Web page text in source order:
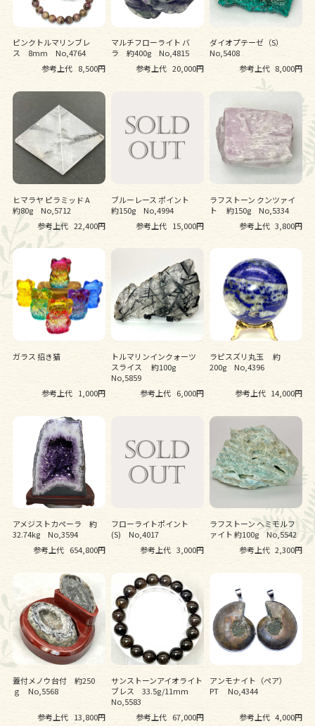
ピンクトルマリンブレ
ス 8mm No,4764
参考上代 8,500円
マルチフローライト バ
ラ 約400g No,4815
参考上代 20,000円
ダイオプテーゼ（S）
No,5408
参考上代 8,000円
ヒマラヤ ピラミッド A
約80g No,5712
参考上代 22,400円
ブルーレース ポイント
約150g No,4994
参考上代 15,000円
ラフストーン クンツァイ
ト 約150g No,5334
参考上代 3,800円
ガラス 招き猫
参考上代 1,000円
トルマリンインクォーツ
スライス 約100g
No,5859
参考上代 6,000円
ラピスズリ丸玉 約
200g No,4396
参考上代 14,000円
アメジストカペーラ 約
32.74kg No,3594
参考上代 654,800円
フローライトポイント
(S) No,4017
参考上代 3,000円
ラフストーン ヘミモルフ
ァイト 約100g No,5542
参考上代 2,300円
蓋付メノウ台付 約250
ｇ No,5568
参考上代 13,800円
サンストーンアイオライト
ブレス 33.5g/11mm
No,5583
参考上代 67,000円
アンモナイト（ペア）
PT No,4344
参考上代 4,000円